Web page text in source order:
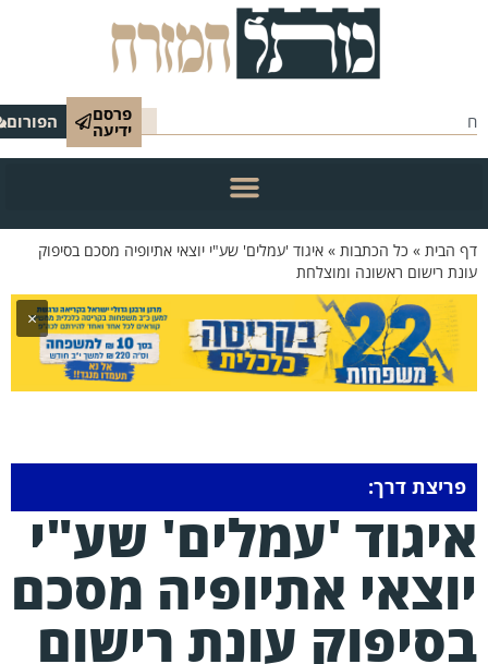
פרסם
ידיעה הפורום
הבית»כל הכתבות»איגוד 'עמלים' שע"י יוצאי אתיופיה מסכם בסיפוק
רישום ראשונה ומוצלחת
×
פריצת דרך:
'עמלים' שע"י
אתיופיה מסכם
עונת רישום